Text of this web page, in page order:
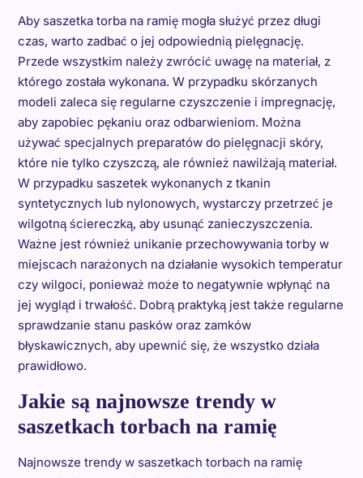
Aby saszetka torba na ramię mogła służyć przez długi
czas, warto zadbać o jej odpowiednią pielęgnację.
Przede wszystkim należy zwrócić uwagę na materiał, z
którego została wykonana. W przypadku skórzanych
modeli zaleca się regularne czyszczenie i impregnację,
aby zapobiec pękaniu oraz odbarwieniom. Można
używać specjalnych preparatów do pielęgnacji skóry,
które nie tylko czyszczą, ale również nawilżają materiał.
W przypadku saszetek wykonanych z tkanin
syntetycznych lub nylonowych, wystarczy przetrzeć je
wilgotną ściereczką, aby usunąć zanieczyszczenia.
Ważne jest również unikanie przechowywania torby w
miejscach narażonych na działanie wysokich temperatur
czy wilgoci, ponieważ może to negatywnie wpłynąć na
jej wygląd i trwałość. Dobrą praktyką jest także regularne
sprawdzanie stanu pasków oraz zamków
błyskawicznych, aby upewnić się, że wszystko działa
prawidłowo.
Jakie są najnowsze trendy w
saszetkach torbach na ramię
Najnowsze trendy w saszetkach torbach na ramię